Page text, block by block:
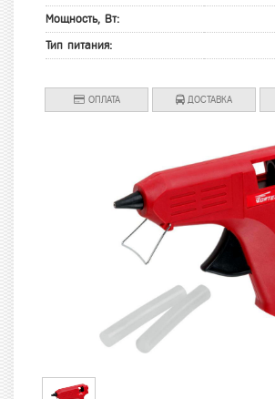
Мощность, Вт:
Тип питания:
ОПЛАТА ДОСТАВКА